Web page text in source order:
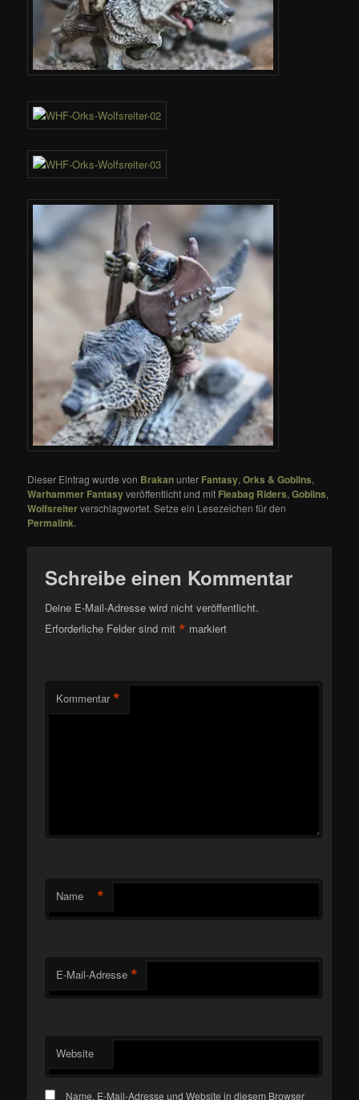
Dieser Eintrag wurde von Brakanunter Fantasy,Orks & Goblins,
Warhammer Fantasyveröffentlicht und mit Fleabag Riders,Goblins,
Wolfsreiterverschlagwortet. Setze ein Lesezeichen für den
Permalink.
Schreibe einen Kommentar
Deine E-Mail-Adresse wird nicht veröffentlicht.
Erforderliche Felder sind mit* markiert
Kommentar *
Name *
E-Mail-Adresse *
Website
Name, E-Mail-Adresse und Website in diesem Browser